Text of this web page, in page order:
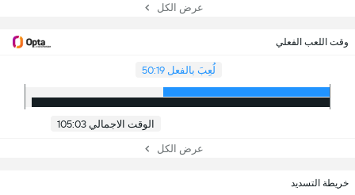
عرض الكل
وقت اللعب الفعلي
لُعِبَ بالفعل 50:19
الوقت الاجمالي 105:03
عرض الكل
خريطة التسديد